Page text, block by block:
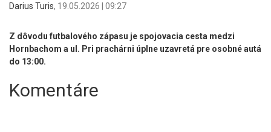
Darius Turis, 19.05.2026 | 09:27
Z dôvodu futbalového zápasu je spojovacia cesta medzi
Hornbachom a ul. Pri prachárni úplne uzavretá pre osobné autá
do 13:00.
Komentáre